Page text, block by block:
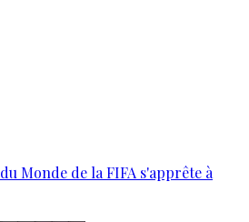
Monde de la FIFA s'apprête à